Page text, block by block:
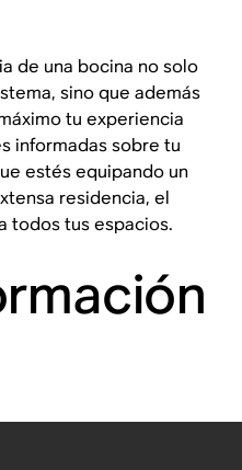
de una bocina no solo
sino que además
tu experiencia
informadas sobre tu
estés equipando un
residencia, el
todos tus espacios.